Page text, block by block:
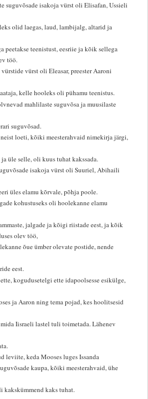
suguvõsade isakoja vürst oli Elisafan, Ussieli
olid laegas, laud, lambijalg, altarid ja
peetakse teenistust, eesriie ja kõik sellega
töö.
vürst oli Eleasar, preester Aaroni
kelle hooleks oli pühamu teenistus.
mahlilaste suguvõsa ja muusilaste
suguvõsad.
loeti, kõiki meesterahvaid nimekirja järgi,
üle selle, oli kuus tuhat kakssada.
isakoja vürst oli Suuriel, Abihaili
üles elamu kõrvale, põhja poole.
kohustuseks oli hoolekanne elamu
jalgade ja kõigi riistade eest, ja kõik
olev töö,
õue ümber olevate postide, nende
eest.
kogudusetelgi ette idapoolsesse esikülge,
ja Aaron ning tema pojad, kes hoolitsesid
Iisraeli lastel tuli toimetada. Lähenev
leviite, keda Mooses luges Issanda
kaupa, kõiki meesterahvaid, ühe
kakskümmend kaks tuhat.